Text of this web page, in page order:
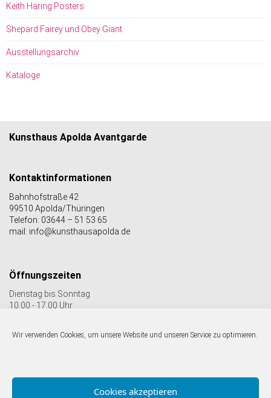
Wir verwenden Cookies, um unsere Website und unseren Service zu optimieren.
Cookies akzeptieren
Keith Haring Posters
Shepard Fairey und Obey Giant
Ausstellungsarchiv
Kataloge
Kunsthaus Apolda Avantgarde
Kontaktinformationen
Bahnhofstraße 42
99510 Apolda/Thüringen
Telefon: 03644 – 51 53 65
mail: info@kunsthausapolda.de
Öffnungszeiten
Dienstag bis Sonntag
10.00 - 17.00 Uhr